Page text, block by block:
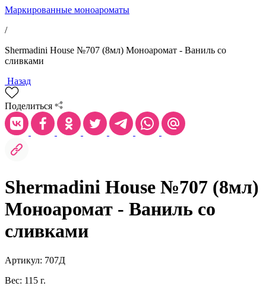
Маркированные моноароматы
/
Shermadini House №707 (8мл) Моноаромат - Ваниль со
сливками
Назад
Поделиться
Shermadini House №707 (8мл)
Моноаромат - Ваниль со
сливками
Артикул: 707Д
Вес: 115 г.